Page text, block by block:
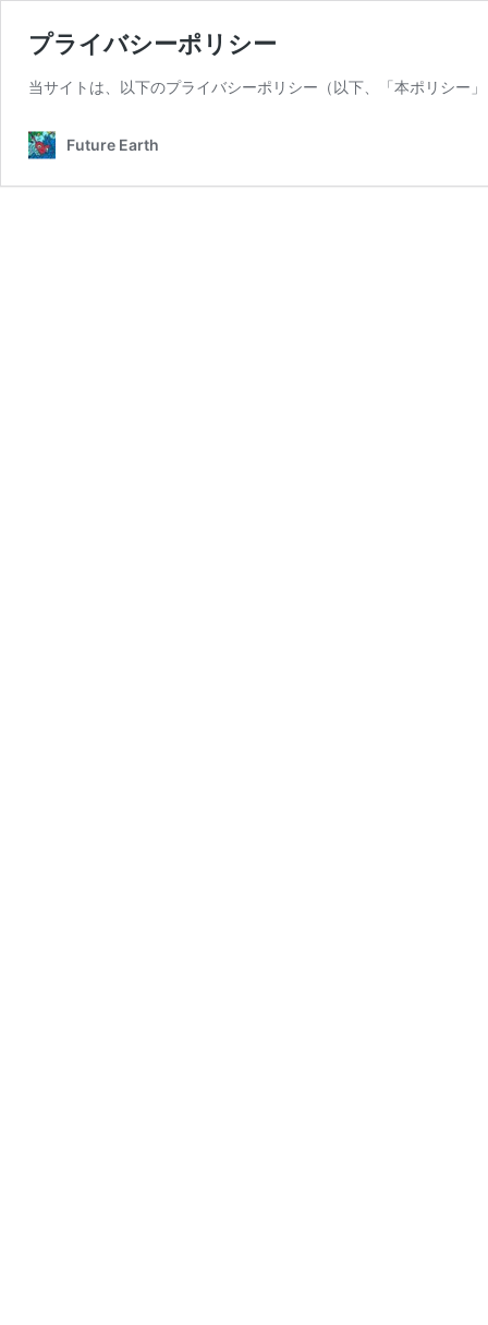
プライバシーポリシー
当サイトは、以下のプライバシーポリシー（以下、「本ポリシー
Future Earth